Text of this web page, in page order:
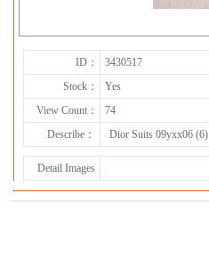
ID： 3430517
Stock：
Yes
View Count：
74
Describe：
Dior Suits 09yxx06 (6)
Detail Images